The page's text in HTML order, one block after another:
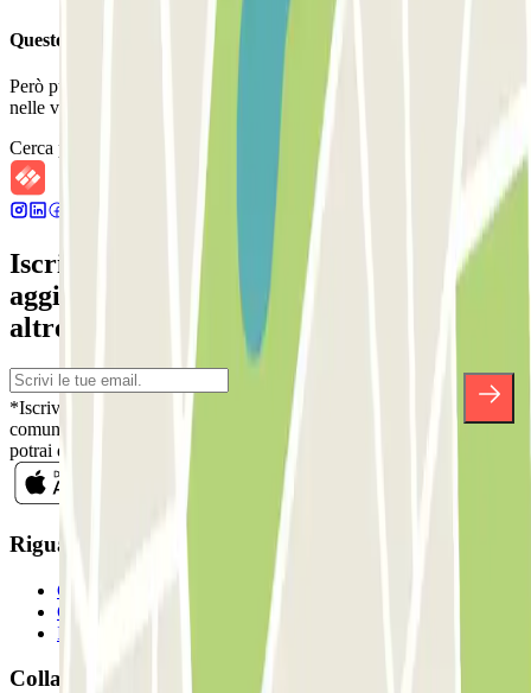
Questo parcheggio non accetta prenotazioni con Parclick.
Però puoi sempre prenotare un posto auto in uno di questi parcheggi
nelle vicinanze!
Cerca parcheggi vicini
Iscriviti alla nostra Newsletter e rimani
aggiornato su sconti, concorsi e tante
altre sorprese.
*Iscrivendoti, accetti la nostra Informativa sulla Privacy per ricevere
comunicazioni commerciali da Parclick. Senza alcun impegno,
potrai disiscriverti quando vuoi direttamente dalla stessa newsletter.
Riguardo a Parclcik
Chi siamo
Come funziona?
I Nostri Parcheggi
Collaboriamo?